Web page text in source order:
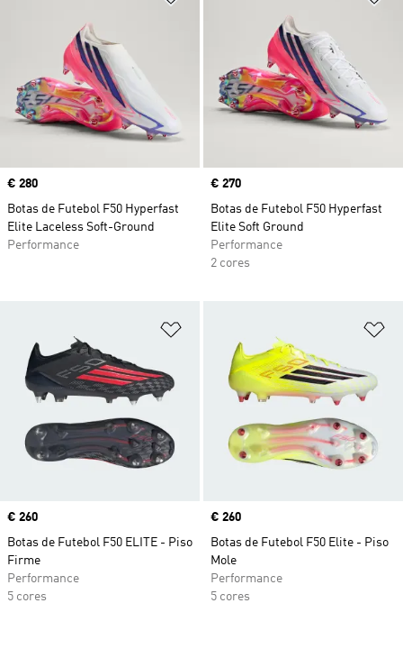
Price
€ 280
Botas de Futebol F50 Hyperfast
Elite Laceless Soft-Ground
Performance
Price
€ 270
Botas de Futebol F50 Hyperfast
Elite Soft Ground
Performance
2 cores
Price
€ 260
Botas de Futebol F50 ELITE - Piso
Firme
Performance
5 cores
Price
€ 260
Botas de Futebol F50 Elite - Piso
Mole
Performance
5 cores